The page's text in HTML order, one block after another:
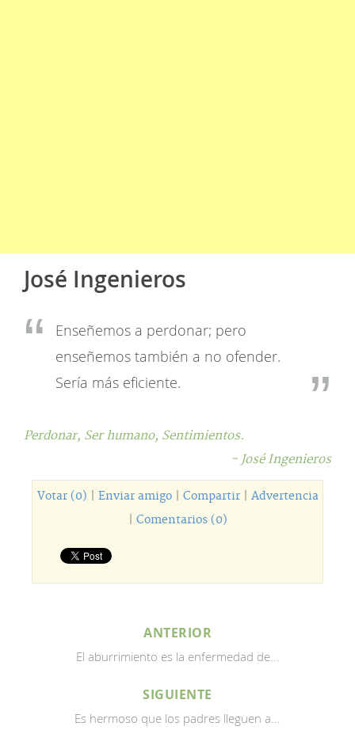
José Ingenieros
Enseñemos a perdonar; pero
enseñemos también a no ofender.
Sería más eficiente.
Perdonar, Ser humano, Sentimientos.
- José Ingenieros
Votar (0) Enviar amigo| Compartir| Advertencia
Comentarios (0)
ANTERIOR
El aburrimiento es la enfermedad de...
SIGUIENTE
Es hermoso que los padres lleguen a...